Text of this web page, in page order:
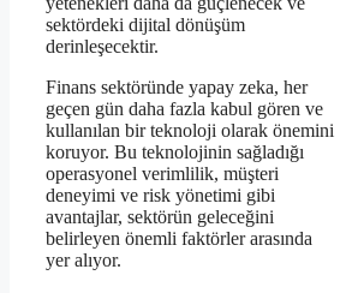
sektördeki dijital dönüşüm
derinleşecektir.
Finans sektöründe yapay zeka, her
geçen gün daha fazla kabul gören ve
kullanılan bir teknoloji olarak önemini
koruyor. Bu teknolojinin sağladığı
operasyonel verimlilik, müşteri
deneyimi ve risk yönetimi gibi
avantajlar, sektörün geleceğini
belirleyen önemli faktörler arasında
yer alıyor.